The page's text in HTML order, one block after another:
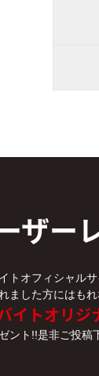
ザー
トオフィシャル
ました方にはもれ
イトオリジ
ント!!是非ご投稿